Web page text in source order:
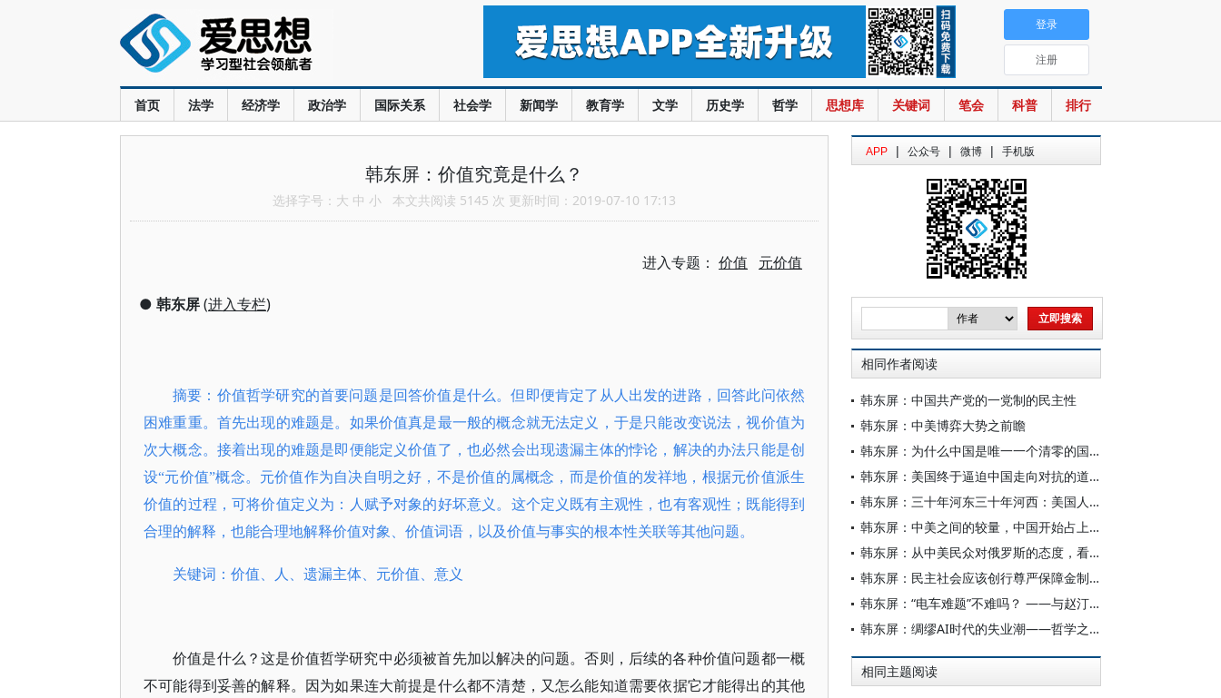
首页 法学 经济学 政治学 国际关系 社会学 新闻学 教育学 文学 历史学 哲学 思想库 关键词 笔会 科普 排行
登录
注册
韩东屏：价值究竟是什么？
选择字号： 大 中 小 本文共阅读 5145 次 更新时间：2019-07-10 17:13
进入专题： 价值 元价值
● 韩东屏(进入专栏)
摘要：价值哲学研究的首要问题是回答价值是什么。但即便肯定了从人出发的进路，回答此问依然
困难重重。首先出现的难题是。如果价值真是最一般的概念就无法定义，于是只能改变说法，视价值为
次大概念。接着出现的难题是即便能定义价值了，也必然会出现遗漏主体的悖论，解决的办法只能是创
设“元价值”概念。元价值作为自决自明之好，不是价值的属概念，而是价值的发祥地，根据元价值派生
价值的过程，可将价值定义为：人赋予对象的好坏意义。这个定义既有主观性，也有客观性；既能得到
合理的解释，也能合理地解释价值对象、价值词语，以及价值与事实的根本性关联等其他问题。
关键词：价值、人、遗漏主体、元价值、意义
价值是什么？这是价值哲学研究中必须被首先加以解决的问题。否则，后续的各种价值问题都一概
不可能得到妥善的解释。因为如果连大前提是什么都不清楚，又怎么能知道需要依据它才能得出的其他
APP | 公众号 | 微博 | 手机版
相同作者阅读
韩东屏：中国共产党的一党制的民主性
韩东屏：中美博弈大势之前瞻
韩东屏：为什么中国是唯一一个清零的国家
韩东屏：美国终于逼迫中国走向对抗的道路
韩东屏：三十年河东三十年河西：美国人开始丧失自信心
韩东屏：中美之间的较量，中国开始占上风了
韩东屏：从中美民众对俄罗斯的态度，看中美关系的未来
韩东屏：民主社会应该创行尊严保障金制度
韩东屏：“电车难题”不难吗？ ——与赵汀阳、李德顺商榷
韩东屏：绸缪AI时代的失业潮——哲学之维的观照
相同主题阅读